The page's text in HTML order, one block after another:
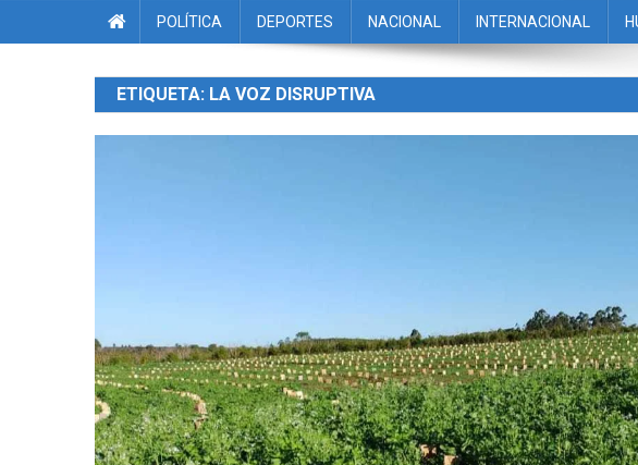
La Voz Disruptiva
POLÍTICA DEPORTES NACIONAL INTERNACIONAL
ETIQUETA: LA VOZ DISRUPTIVA